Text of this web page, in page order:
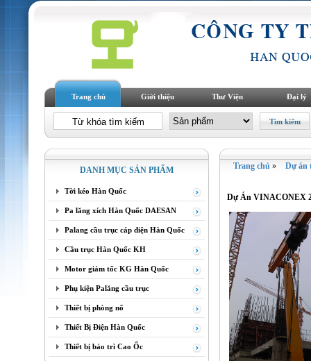
Trang chủ Giới thiệu Thư Viện Đại lý
DANH MỤC SẢN PHẨM
Tời kéo Hàn Quốc
Pa lăng xích Hàn Quốc DAESAN
Palang cầu trục cáp điện Hàn Quốc
Cầu trục Hàn Quốc KH
Motor giảm tốc KG Hàn Quốc
Phụ kiện Palăng cầu trục
Thiết bị phòng nổ
Thiết Bị Điện Hàn Quốc
Thiết bị bảo trì Cao Ốc
Trang chủ » Dự án
Dự Án VINACONEX